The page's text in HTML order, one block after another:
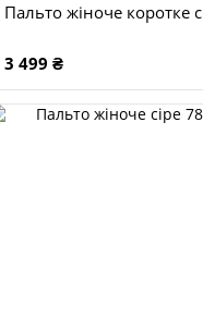
Пальто жіноче коротке
3 499 ₴